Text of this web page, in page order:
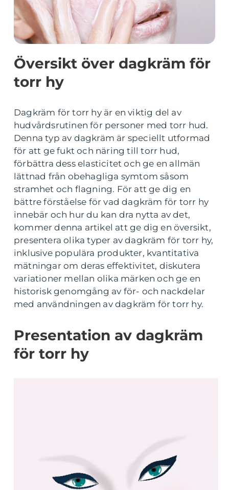
Översikt över dagkräm för
torr hy
Dagkräm för torr hy är en viktig del av
hudvårdsrutinen för personer med torr hud.
Denna typ av dagkräm är speciellt utformad
för att ge fukt och näring till torr hud,
förbättra dess elasticitet och ge en allmän
lättnad från obehagliga symtom såsom
stramhet och flagning. För att ge dig en
bättre förståelse för vad dagkräm för torr hy
innebär och hur du kan dra nytta av det,
kommer denna artikel att ge dig en översikt,
presentera olika typer av dagkräm för torr hy,
inklusive populära produkter, kvantitativa
mätningar om deras effektivitet, diskutera
variationer mellan olika märken och ge en
historisk genomgång av för- och nackdelar
med användningen av dagkräm för torr hy.
Presentation av dagkräm
för torr hy